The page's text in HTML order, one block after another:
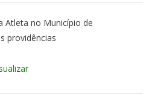
Atleta no Município de
providências